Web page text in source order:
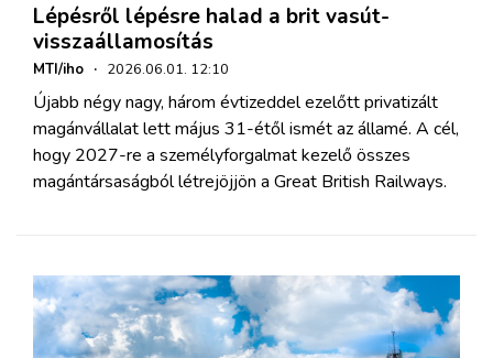
Lépésről lépésre halad a brit vasút-
visszaállamosítás
MTI/iho · 2026.06.01. 12:10
Újabb négy nagy, három évtizeddel ezelőtt privatizált
magánvállalat lett május 31-étől ismét az államé. A cél,
hogy 2027-re a személyforgalmat kezelő összes
magántársaságból létrejöjjön a Great British Railways.